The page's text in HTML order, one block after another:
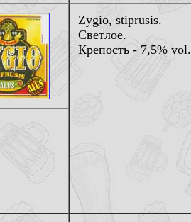
Zygio, stiprusis.
Светлое.
Крепость - 7,5% vol.